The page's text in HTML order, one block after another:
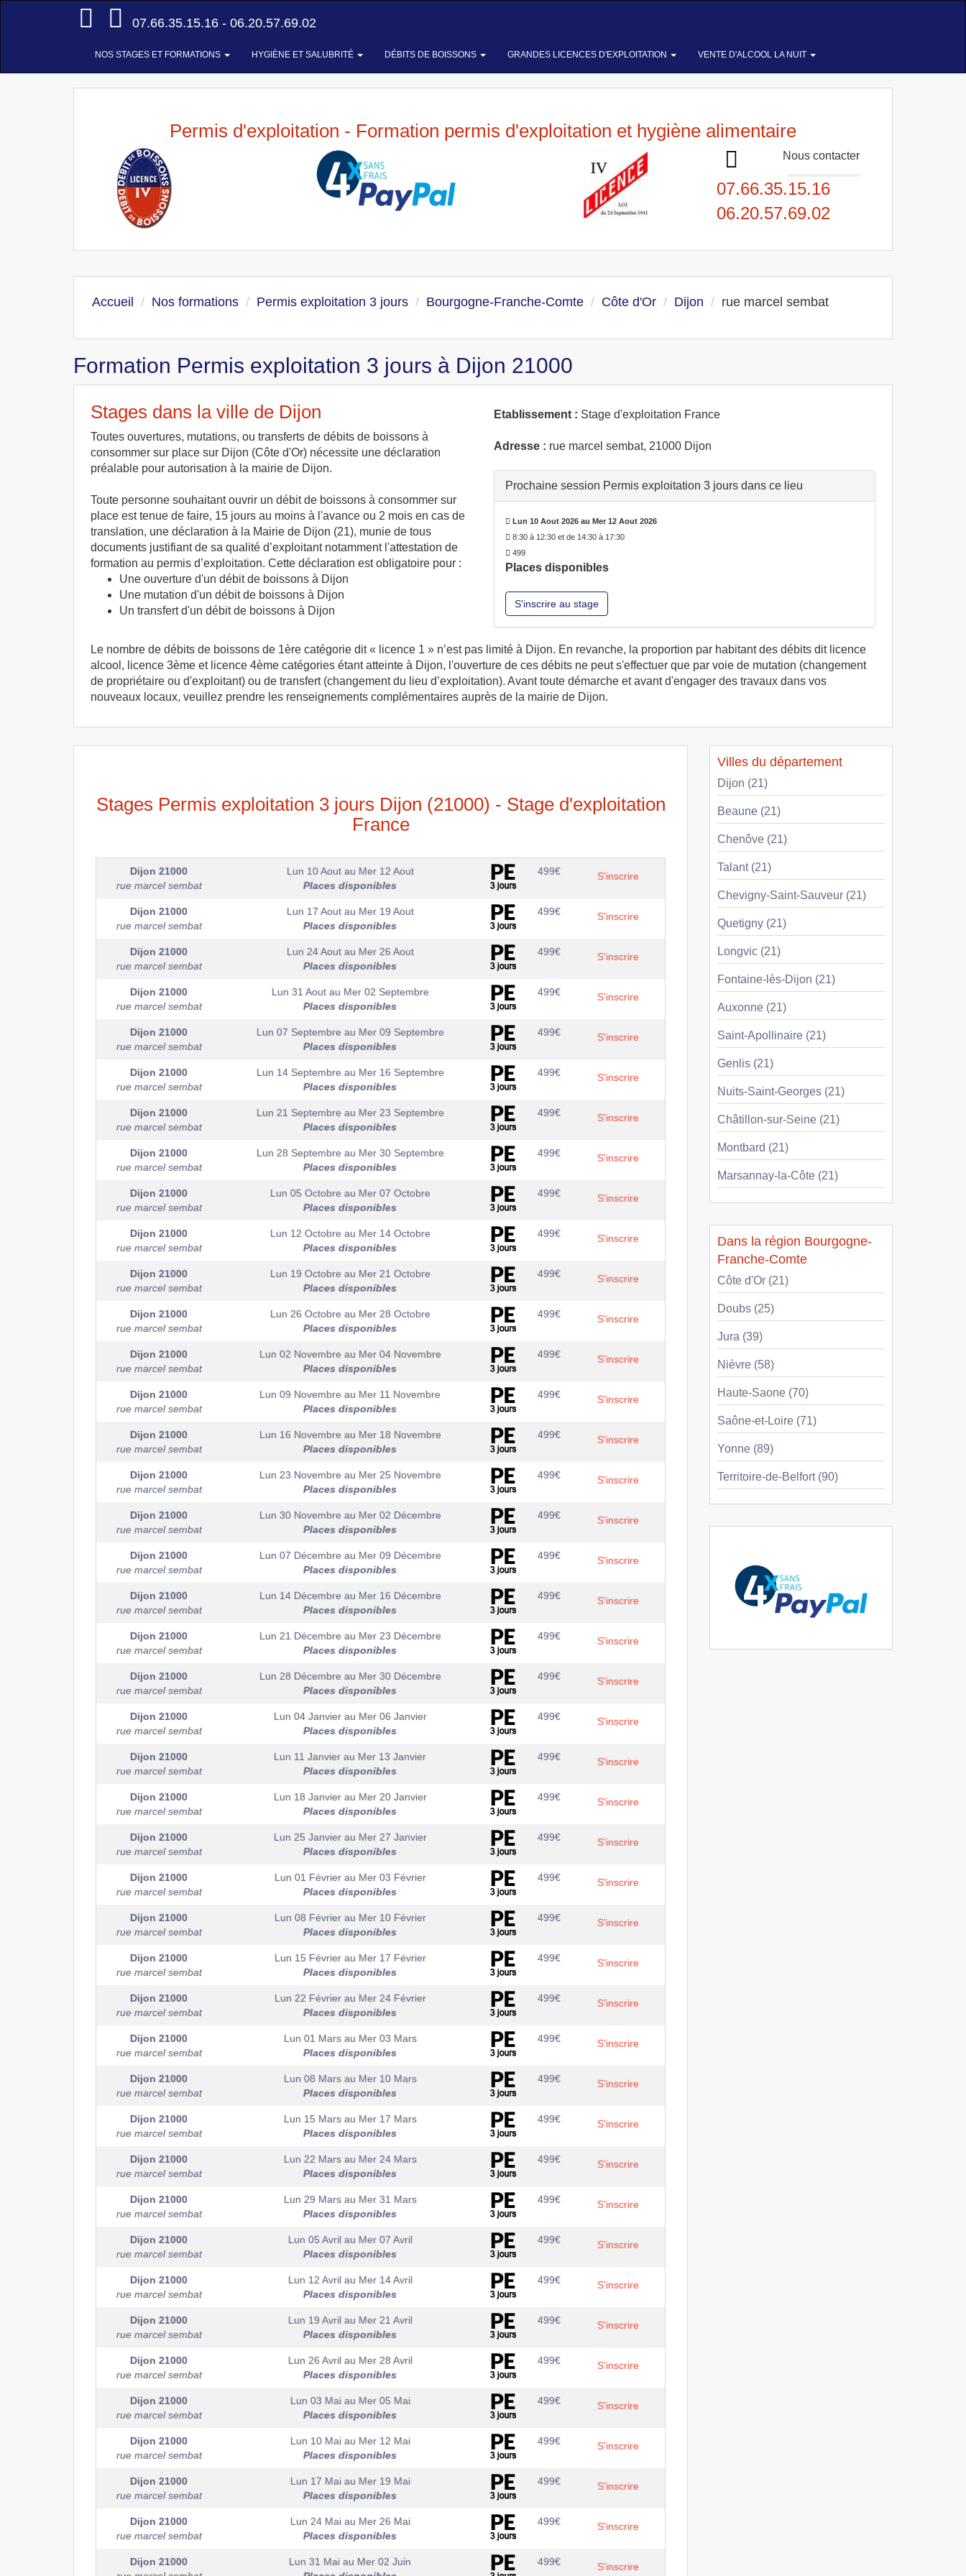
Accueil
07.66.35.15.16 - 06.20.57.69.02
NOS STAGES ET FORMATIONS HYGIÈNE ET SALUBRITÉ DÉBITS DE BOISSONS GRANDES LICENCES D'EXPLOITATION VENTE D'ALCOOL LA NUIT
Permis d'exploitation - Formation permis d'exploitation et hygiène alimentaire
Nous contacter
07.66.35.15.16
06.20.57.69.02
Accueil Nos formations Permis exploitation 3 jours Bourgogne-Franche-Comte Côte d'Or Dijon rue marcel sembat
Formation Permis exploitation 3 jours à Dijon 21000
Stages dans la ville de Dijon
Toutes ouvertures, mutations, ou transferts de débits de boissons à
consommer sur place sur Dijon (Côte d'Or) nécessite une déclaration
préalable pour autorisation à la mairie de Dijon.
Toute personne souhaitant ouvrir un débit de boissons à consommer sur
place est tenue de faire, 15 jours au moins à l'avance ou 2 mois en cas de
translation, une déclaration à la Mairie de Dijon (21), munie de tous
documents justifiant de sa qualité d’exploitant notamment l'attestation de
formation au permis d’exploitation. Cette déclaration est obligatoire pour :
Une ouverture d'un débit de boissons à Dijon
Une mutation d'un débit de boissons à Dijon
Un transfert d'un débit de boissons à Dijon
Etablissement : Stage d'exploitation France
Adresse : rue marcel sembat, 21000 Dijon
Prochaine session Permis exploitation 3 jours dans ce lieu
Lun 10 Aout 2026 au Mer 12 Aout 2026
8:30 à 12:30 et de 14:30 à 17:30
499
Places disponibles
S'inscrire au stage
Le nombre de débits de boissons de 1ère catégorie dit « licence 1 » n’est pas limité à Dijon. En revanche, la proportion par habitant des débits dit licence
alcool, licence 3ème et licence 4ème catégories étant atteinte à Dijon, l'ouverture de ces débits ne peut s'effectuer que par voie de mutation (changement
de propriétaire ou d'exploitant) ou de transfert (changement du lieu d’exploitation). Avant toute démarche et avant d'engager des travaux dans vos
nouveaux locaux, veuillez prendre les renseignements complémentaires auprès de la mairie de Dijon.
Stages Permis exploitation 3 jours Dijon (21000) - Stage d'exploitation
France
Dijon 21000
rue marcel sembat
Lun 10 Aout au Mer 12 Aout
Places disponibles
499€ S'inscrire
Dijon 21000
rue marcel sembat
Lun 17 Aout au Mer 19 Aout
Places disponibles
499€ S'inscrire
Dijon 21000
rue marcel sembat
Lun 24 Aout au Mer 26 Aout
Places disponibles
499€ S'inscrire
Dijon 21000
rue marcel sembat
Lun 31 Aout au Mer 02 Septembre
Places disponibles
499€ S'inscrire
Dijon 21000
rue marcel sembat
Lun 07 Septembre au Mer 09 Septembre
Places disponibles
499€ S'inscrire
Dijon 21000
rue marcel sembat
Lun 14 Septembre au Mer 16 Septembre
Places disponibles
499€ S'inscrire
Dijon 21000
rue marcel sembat
Lun 21 Septembre au Mer 23 Septembre
Places disponibles
499€ S'inscrire
Dijon 21000
rue marcel sembat
Lun 28 Septembre au Mer 30 Septembre
Places disponibles
499€ S'inscrire
Dijon 21000
rue marcel sembat
Lun 05 Octobre au Mer 07 Octobre
Places disponibles
499€ S'inscrire
Dijon 21000
rue marcel sembat
Lun 12 Octobre au Mer 14 Octobre
Places disponibles
499€ S'inscrire
Dijon 21000
rue marcel sembat
Lun 19 Octobre au Mer 21 Octobre
Places disponibles
499€ S'inscrire
Dijon 21000
rue marcel sembat
Lun 26 Octobre au Mer 28 Octobre
Places disponibles
499€ S'inscrire
Dijon 21000
rue marcel sembat
Lun 02 Novembre au Mer 04 Novembre
Places disponibles
499€ S'inscrire
Dijon 21000
rue marcel sembat
Lun 09 Novembre au Mer 11 Novembre
Places disponibles
499€ S'inscrire
Dijon 21000
rue marcel sembat
Lun 16 Novembre au Mer 18 Novembre
Places disponibles
499€ S'inscrire
Dijon 21000
rue marcel sembat
Lun 23 Novembre au Mer 25 Novembre
Places disponibles
499€ S'inscrire
Dijon 21000
rue marcel sembat
Lun 30 Novembre au Mer 02 Décembre
Places disponibles
499€ S'inscrire
Dijon 21000
rue marcel sembat
Lun 07 Décembre au Mer 09 Décembre
Places disponibles
499€ S'inscrire
Dijon 21000
rue marcel sembat
Lun 14 Décembre au Mer 16 Décembre
Places disponibles
499€ S'inscrire
Dijon 21000
rue marcel sembat
Lun 21 Décembre au Mer 23 Décembre
Places disponibles
499€ S'inscrire
Dijon 21000
rue marcel sembat
Lun 28 Décembre au Mer 30 Décembre
Places disponibles
499€ S'inscrire
Dijon 21000
rue marcel sembat
Lun 04 Janvier au Mer 06 Janvier
Places disponibles
499€ S'inscrire
Dijon 21000
rue marcel sembat
Lun 11 Janvier au Mer 13 Janvier
Places disponibles
499€ S'inscrire
Dijon 21000
rue marcel sembat
Lun 18 Janvier au Mer 20 Janvier
Places disponibles
499€ S'inscrire
Dijon 21000
rue marcel sembat
Lun 25 Janvier au Mer 27 Janvier
Places disponibles
499€ S'inscrire
Dijon 21000
rue marcel sembat
Lun 01 Février au Mer 03 Février
Places disponibles
499€ S'inscrire
Dijon 21000
rue marcel sembat
Lun 08 Février au Mer 10 Février
Places disponibles
499€ S'inscrire
Dijon 21000
rue marcel sembat
Lun 15 Février au Mer 17 Février
Places disponibles
499€ S'inscrire
Dijon 21000
rue marcel sembat
Lun 22 Février au Mer 24 Février
Places disponibles
499€ S'inscrire
Dijon 21000
rue marcel sembat
Lun 01 Mars au Mer 03 Mars
Places disponibles
499€ S'inscrire
Dijon 21000
rue marcel sembat
Lun 08 Mars au Mer 10 Mars
Places disponibles
499€ S'inscrire
Dijon 21000
rue marcel sembat
Lun 15 Mars au Mer 17 Mars
Places disponibles
499€ S'inscrire
Dijon 21000
rue marcel sembat
Lun 22 Mars au Mer 24 Mars
Places disponibles
499€ S'inscrire
Dijon 21000
rue marcel sembat
Lun 29 Mars au Mer 31 Mars
Places disponibles
499€ S'inscrire
Dijon 21000
rue marcel sembat
Lun 05 Avril au Mer 07 Avril
Places disponibles
499€ S'inscrire
Dijon 21000
rue marcel sembat
Lun 12 Avril au Mer 14 Avril
Places disponibles
499€ S'inscrire
Dijon 21000
rue marcel sembat
Lun 19 Avril au Mer 21 Avril
Places disponibles
499€ S'inscrire
Dijon 21000
rue marcel sembat
Lun 26 Avril au Mer 28 Avril
Places disponibles
499€ S'inscrire
Dijon 21000
rue marcel sembat
Lun 03 Mai au Mer 05 Mai
Places disponibles
499€ S'inscrire
Dijon 21000
rue marcel sembat
Lun 10 Mai au Mer 12 Mai
Places disponibles
499€ S'inscrire
Dijon 21000
rue marcel sembat
Lun 17 Mai au Mer 19 Mai
Places disponibles
499€ S'inscrire
Dijon 21000
rue marcel sembat
Lun 24 Mai au Mer 26 Mai
Places disponibles
499€ S'inscrire
Dijon 21000
Lun 31 Mai au Mer 02 Juin
499€ S'inscrire
Villes du département
Dijon (21)
Beaune (21)
Chenôve (21)
Talant (21)
Chevigny-Saint-Sauveur (21)
Quetigny (21)
Longvic (21)
Fontaine-lès-Dijon (21)
Auxonne (21)
Saint-Apollinaire (21)
Genlis (21)
Nuits-Saint-Georges (21)
Châtillon-sur-Seine (21)
Montbard (21)
Marsannay-la-Côte (21)
Dans la région Bourgogne-
Franche-Comte
Côte d'Or (21)
Doubs (25)
Jura (39)
Nièvre (58)
Haute-Saone (70)
Saône-et-Loire (71)
Yonne (89)
Territoire-de-Belfort (90)